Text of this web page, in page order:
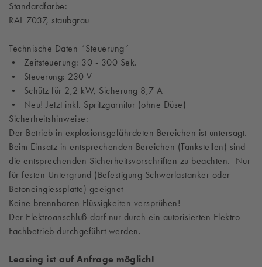
Standardfarbe:
RAL 7037, staubgrau
Technische Daten ´Steuerung´
• Zeitsteuerung: 30 - 300 Sek.
• Steuerung: 230 V
• Schütz für 2,2 kW, Sicherung 8,7 A
• Neu! Jetzt inkl. Spritzgarnitur (ohne Düse)
Sicherheitshinweise:
Der Betrieb in explosionsgefährdeten Bereichen ist untersagt.
Beim Einsatz in entsprechenden Bereichen (Tankstellen) sind
die entsprechenden Sicherheitsvorschriften zu beachten. Nur
für festen Untergrund (Befestigung Schwerlastanker oder
Betoneingiessplatte) geeignet
Keine brennbaren Flüssigkeiten versprühen!
Der Elektroanschluß darf nur durch ein autorisierten Elektro–
Fachbetrieb durchgeführt werden.
Leasing ist auf Anfrage möglich!